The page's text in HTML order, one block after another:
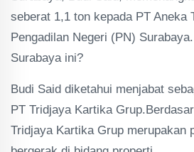
seberat 1,1 ton kepada PT Aneka
Pengadilan Negeri (PN)
Surabaya ini?
Budi Said diketahui menjabat
PT Tridjaya Kartika
Tridjaya Kartika Grup merupakan